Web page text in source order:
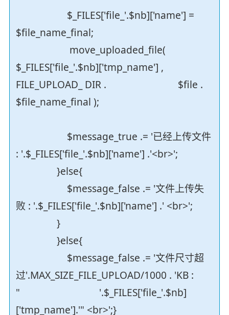
$_FILES['file_'.$nb]['name'] =
$file_name_final;
move_uploaded_file(
$_FILES['file_'.$nb]['tmp_name'] ,
FILE_UPLOAD_ DIR . $file .
$file_name_final );
$message_true .= '已经上传文件
: '.$_FILES['file_'.$nb]['name'] .'<br>';
}else{
$message_false .= '文件上传失
败 : '.$_FILES['file_'.$nb]['name'] .' <br>';
}
}else{
$message_false .= '文件尺寸超
过'.MAX_SIZE_FILE_UPLOAD/1000 . 'KB :
" '.$_FILES['file_'.$nb]
['tmp_name'].'" <br>';}